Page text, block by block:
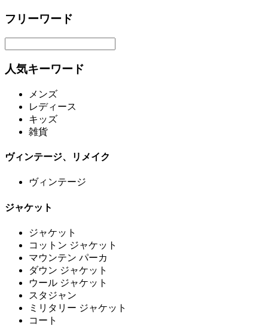
フリーワード
人気キーワード
メンズ
レディース
キッズ
雑貨
ヴィンテージ、リメイク
ヴィンテージ
ジャケット
ジャケット
コットン ジャケット
マウンテン パーカ
ダウン ジャケット
ウール ジャケット
スタジャン
ミリタリー ジャケット
コート